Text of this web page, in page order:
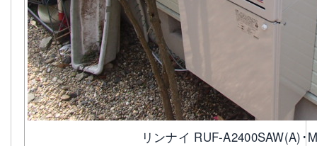
リンナイ RUF-A2400SAW(A)･